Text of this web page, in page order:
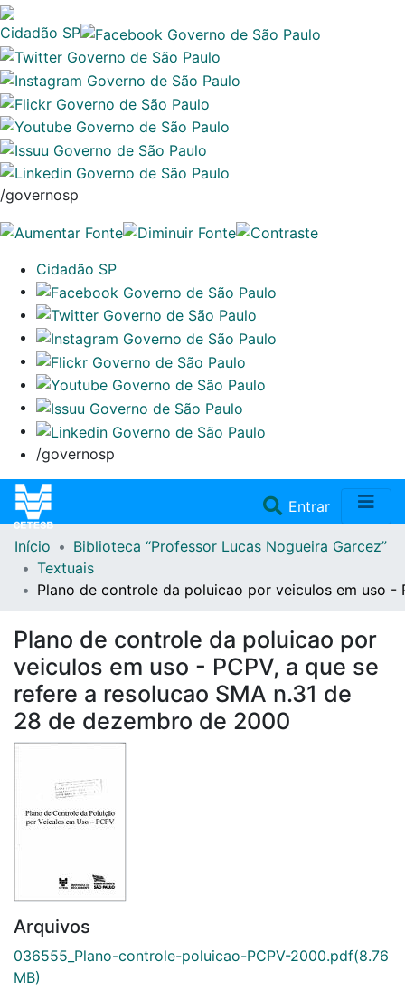
Cidadão SP
/governosp
Cidadão SP
/governosp
Entrar(current)
Home
Repositório
Doações/Aquisições
Início
Biblioteca “Professor Lucas Nogueira Garcez”
Textuais
Plano de controle da poluicao por veiculos em uso -
Plano de controle da poluicao por
veiculos em uso - PCPV, a que se
refere a resolucao SMA n.31 de
28 de dezembro de 2000
Arquivos
036555_Plano-controle-poluicao-PCPV-2000.pdf(8.76
MB)